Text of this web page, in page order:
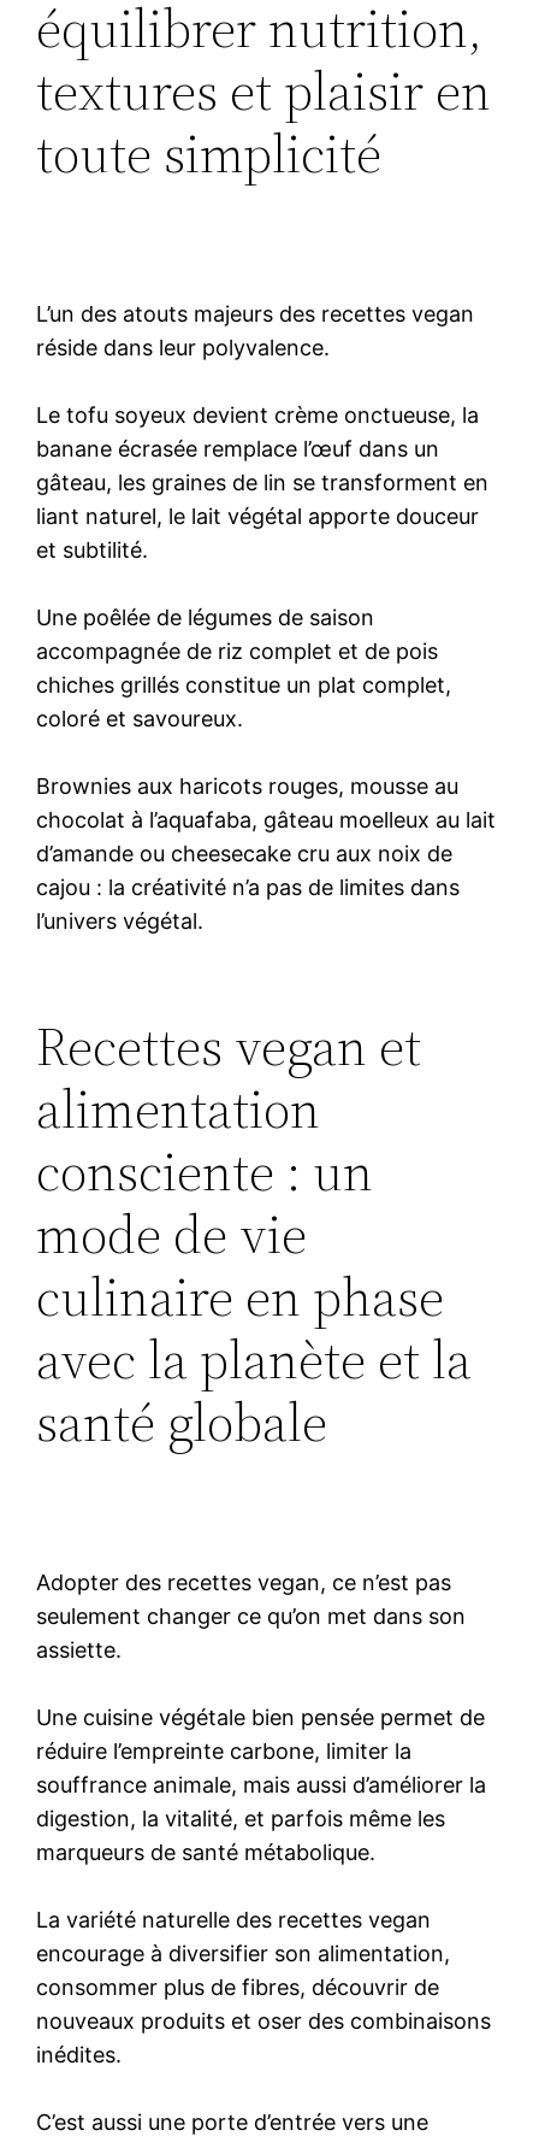
équilibrer nutrition,
textures et plaisir en
toute simplicité
L’un des atouts majeurs des recettes vegan
réside dans leur polyvalence.
Le tofu soyeux devient crème onctueuse, la
banane écrasée remplace l’œuf dans un
gâteau, les graines de lin se transforment en
liant naturel, le lait végétal apporte douceur
et subtilité.
Une poêlée de légumes de saison
accompagnée de riz complet et de pois
chiches grillés constitue un plat complet,
coloré et savoureux.
Brownies aux haricots rouges, mousse au
chocolat à l’aquafaba, gâteau moelleux au lait
d’amande ou cheesecake cru aux noix de
cajou : la créativité n’a pas de limites dans
l’univers végétal.
Recettes vegan et
alimentation
consciente : un
mode de vie
culinaire en phase
avec la planète et la
santé globale
Adopter des recettes vegan, ce n’est pas
seulement changer ce qu’on met dans son
assiette.
Une cuisine végétale bien pensée permet de
réduire l’empreinte carbone, limiter la
souffrance animale, mais aussi d’améliorer la
digestion, la vitalité, et parfois même les
marqueurs de santé métabolique.
La variété naturelle des recettes vegan
encourage à diversifier son alimentation,
consommer plus de fibres, découvrir de
nouveaux produits et oser des combinaisons
inédites.
C’est aussi une porte d’entrée vers une